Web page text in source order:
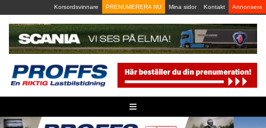
to
content
Korsordsvinnare PRENUMERERA NU Mina sidor Kontakt Annonsera
≡